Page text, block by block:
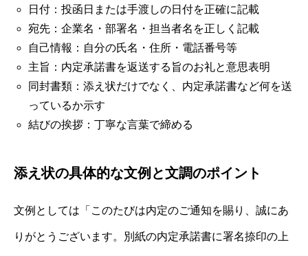
日付：投函日または手渡しの日付を正確に記載
宛先：企業名・部署名・担当者名を正しく記載
自己情報：自分の氏名・住所・電話番号等
主旨：内定承諾書を返送する旨のお礼と意思表明
同封書類：添え状だけでなく、内定承諾書など何を送
っているか示す
結びの挨拶：丁寧な言葉で締める
添え状の具体的な文例と文調のポイント
文例としては「このたびは内定のご通知を賜り、誠にあ
りがとうございます。別紙の内定承諾書に署名捺印の上